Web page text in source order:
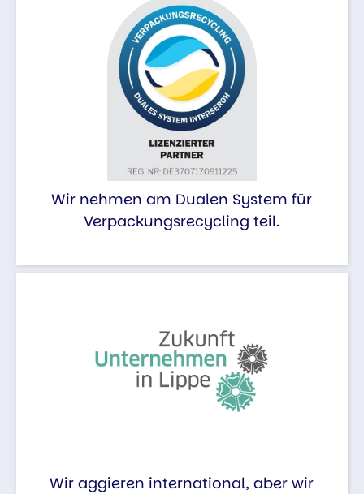
Wir nehmen am Dualen System für
Verpackungsrecycling teil.
Wir aggieren international, aber wir